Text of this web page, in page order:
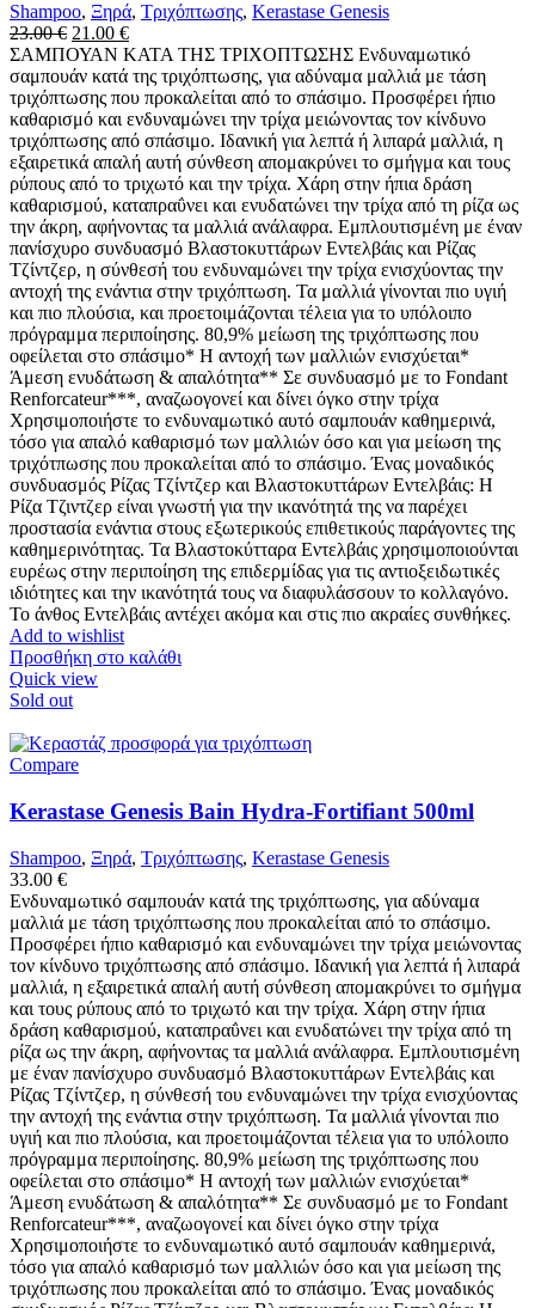
Shampoo, Ξηρά, Τριχόπτωσης, Kerastase Genesis
23.00€ Original
price
was:
23.00 €.
21.00 €Η
τρέχουσα
τιμή
είναι:
21.00 €.
ΣΑΜΠΟΥΑΝ ΚΑΤΑ ΤΗΣ ΤΡΙΧΟΠΤΩΣΗΣ Ενδυναμωτικό
σαμπουάν κατά της τριχόπτωσης, για αδύναμα μαλλιά με τάση
τριχόπτωσης που προκαλείται από το σπάσιμο. Προσφέρει ήπιο
καθαρισμό και ενδυναμώνει την τρίχα μειώνοντας τον κίνδυνο
τριχόπτωσης από σπάσιμο. Ιδανική για λεπτά ή λιπαρά μαλλιά, η
εξαιρετικά απαλή αυτή σύνθεση απομακρύνει το σμήγμα και τους
ρύπους από το τριχωτό και την τρίχα. Χάρη στην ήπια δράση
καθαρισμού, καταπραΰνει και ενυδατώνει την τρίχα από τη ρίζα ως
την άκρη, αφήνοντας τα μαλλιά ανάλαφρα. Εμπλουτισμένη με έναν
πανίσχυρο συνδυασμό Βλαστοκυττάρων Εντελβάις και Ρίζας
Τζίντζερ, η σύνθεσή του ενδυναμώνει την τρίχα ενισχύοντας την
αντοχή της ενάντια στην τριχόπτωση. Τα μαλλιά γίνονται πιο υγιή
και πιο πλούσια, και προετοιμάζονται τέλεια για το υπόλοιπο
πρόγραμμα περιποίησης. 80,9% μείωση της τριχόπτωσης που
οφείλεται στο σπάσιμο* Η αντοχή των μαλλιών ενισχύεται*
Άμεση ενυδάτωση & απαλότητα** Σε συνδυασμό με το Fondant
Renforcateur***, αναζωογονεί και δίνει όγκο στην τρίχα
Χρησιμοποιήστε το ενδυναμωτικό αυτό σαμπουάν καθημερινά,
τόσο για απαλό καθαρισμό των μαλλιών όσο και για μείωση της
τριχότπωσης που προκαλείται από το σπάσιμο. Ένας μοναδικός
συνδυασμός Ρίζας Τζίντζερ και Βλαστοκυττάρων Εντελβάις: Η
Ρίζα Τζιντζερ είναι γνωστή για την ικανότητά της να παρέχει
προστασία ενάντια στους εξωτερικούς επιθετικούς παράγοντες της
καθημερινότητας. Τα Βλαστοκύτταρα Εντελβάις χρησιμοποιούνται
ευρέως στην περιποίηση της επιδερμίδας για τις αντιοξειδωτικές
ιδιότητες και την ικανότητά τους να διαφυλάσσουν το κολλαγόνο.
Το άνθος Εντελβάις αντέχει ακόμα και στις πιο ακραίες συνθήκες.
Add to wishlist
Προσθήκη στο καλάθι
Quick view
Sold out
Compare
Kerastase Genesis Bain Hydra-Fortifiant 500ml
Shampoo, Ξηρά, Τριχόπτωσης, Kerastase Genesis
33.00 €
Ενδυναμωτικό σαμπουάν κατά της τριχόπτωσης, για αδύναμα
μαλλιά με τάση τριχόπτωσης που προκαλείται από το σπάσιμο.
Προσφέρει ήπιο καθαρισμό και ενδυναμώνει την τρίχα μειώνοντας
τον κίνδυνο τριχόπτωσης από σπάσιμο. Ιδανική για λεπτά ή λιπαρά
μαλλιά, η εξαιρετικά απαλή αυτή σύνθεση απομακρύνει το σμήγμα
και τους ρύπους από το τριχωτό και την τρίχα. Χάρη στην ήπια
δράση καθαρισμού, καταπραΰνει και ενυδατώνει την τρίχα από τη
ρίζα ως την άκρη, αφήνοντας τα μαλλιά ανάλαφρα. Εμπλουτισμένη
με έναν πανίσχυρο συνδυασμό Βλαστοκυττάρων Εντελβάις και
Ρίζας Τζίντζερ, η σύνθεσή του ενδυναμώνει την τρίχα ενισχύοντας
την αντοχή της ενάντια στην τριχόπτωση. Τα μαλλιά γίνονται πιο
υγιή και πιο πλούσια, και προετοιμάζονται τέλεια για το υπόλοιπο
πρόγραμμα περιποίησης. 80,9% μείωση της τριχόπτωσης που
οφείλεται στο σπάσιμο* Η αντοχή των μαλλιών ενισχύεται*
Άμεση ενυδάτωση & απαλότητα** Σε συνδυασμό με το Fondant
Renforcateur***, αναζωογονεί και δίνει όγκο στην τρίχα
Χρησιμοποιήστε το ενδυναμωτικό αυτό σαμπουάν καθημερινά,
τόσο για απαλό καθαρισμό των μαλλιών όσο και για μείωση της
τριχότπωσης που προκαλείται από το σπάσιμο. Ένας μοναδικός